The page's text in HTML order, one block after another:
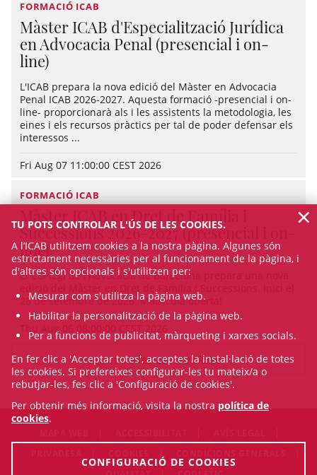
FORMACIÓ ICAB
Màster ICAB d'Especialització Jurídica
en Advocacia Penal (presencial i on-
line)
L'ICAB prepara la nova edició del Màster en Advocacia
Penal ICAB 2026-2027. Aquesta formació -presencial i on-
line- proporcionarà als i les assistents la metodologia, les
eines i els recursos pràctics per tal de poder defensar els
interessos ...
Fri Aug 07 11:00:00 CEST 2026
FORMACIÓ ICAB
Màster ICAB en Dret de Família i
Successions 2026-2027 (presencial i on-
line)
El Col·legi de l'Advocacia de Barcelona prepara una nova
28 de setembre de 2026. Matrícula oberta!
Thu Aug 06 08:00:00 CEST 2026
VEURE TOTES LES NOTÍCIES
TU POTS CONTROLAR L'ÚS DE LES COOKIES.
A l’ICAB utilitzem cookies a la nostra pàgina. Algunes són
estrictament necessàries per al funcionament de la pàgina, i
d'altres són opcionals i s'utilitzen per:
Mesurar com s'utilitza la pàgina web.
Habilitar la personalització de la pàgina web.
Per a funcions de publicitat, màrqueting i xarxes socials.
En fer clic a 'Acceptar totes', acceptes la instal·lació de totes
les cookies. Si prefereixes configurar-les tu mateix/a o
rebutjar-les, fes clic a 'Configuració de cookies'.
Per obtenir més informació, visita la nostra política de
cookies.
CONFIGURACIÓ DE COOKIES
×